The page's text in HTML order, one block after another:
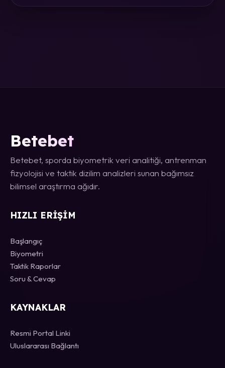
Betebet
Betebet, sporda biyometrik veri analitiği, antrenman
fizyolojisi ve taktik dizilim analizleri sunan bağımsız
bilimsel araştırma ağıdır.
HIZLI ERIŞIM
Başlangıç
Biyometri
Taktik Raporlar
Soru & Cevap
KAYNAKLAR
Resmi Portal Linki
Uluslararası Bağlantı